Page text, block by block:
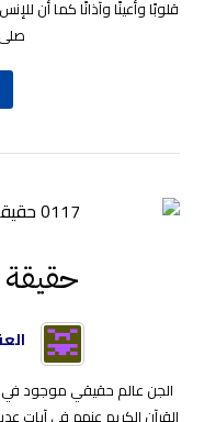
قلوبًا وأعينًا وآذانًا كما أن
الجن عالم حقيقي موجود في
القرآن الكريم عنهم في آيات